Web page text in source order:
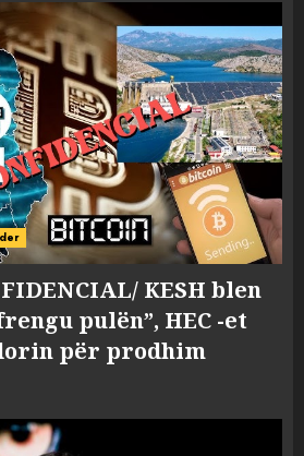
KESH blen
pulën”, HEC -et
për prodhim